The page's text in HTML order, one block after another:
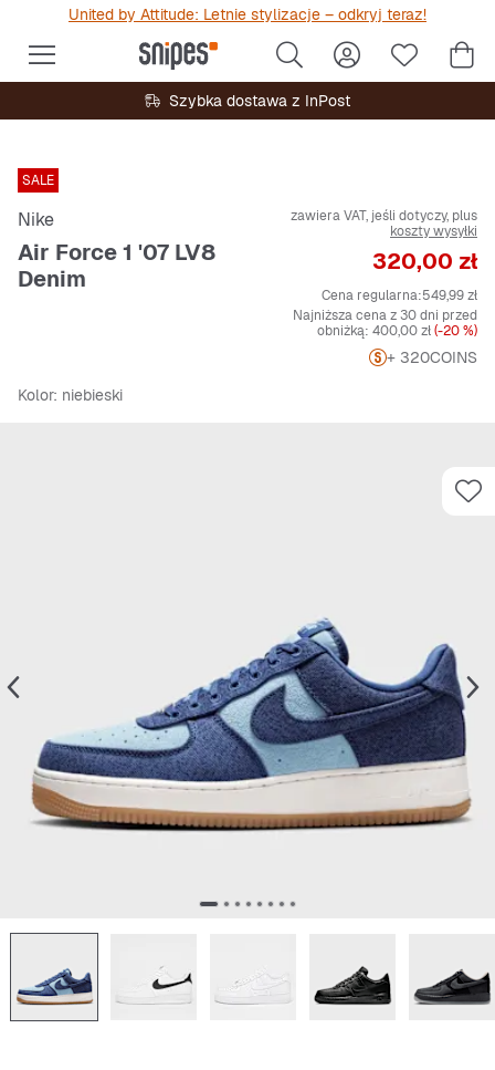
United by Attitude: Letnie stylizacje – odkryj teraz!
Szybka dostawa z InPost
SALE
Nike
Air Force 1 '07 LV8
Denim
zawiera VAT, jeśli dotyczy, plus
koszty wysyłki
Cena
320,00 zł
Cena regularna:549,99 zł
Najniższa cena z 30 dni przed
obniżką: 400,00 zł(-20 %)
+ 320COINS
Kolor: niebieski